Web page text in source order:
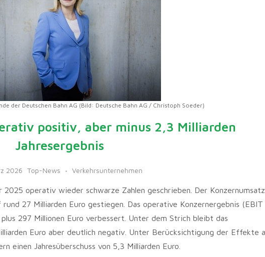
der Deutschen Bahn AG (Bild: Deutsche Bahn AG / Christoph Soeder)
positiv, aber minus 2,3 Milliarden
Jahresergebnis
2026 Top-News Verkehrsunternehmen
operativ wieder schwarze Zahlen geschrieben. Der
27 Milliarden Euro gestiegen. Das operative Konzernergebnis (EBIT
297 Millionen Euro verbessert. Unter dem Strich bleibt das
Euro aber deutlich negativ. Unter Berücksichtigung der Effekte
einen Jahresüberschuss von 5,3 Milliarden Euro.